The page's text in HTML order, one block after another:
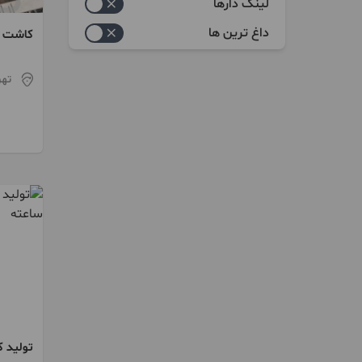
خدماتی
آیفون تصویری
لینک دارها
داغ ترین ها
کاشت